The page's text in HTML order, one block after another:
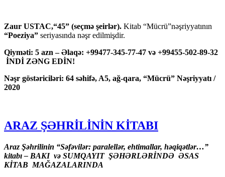
Zaur USTAC,“45” (seçmə şeirlər). Kitab “Mücrü”nəşriyyatının
“Poeziya” seriyasında nəşr edilmişdir.
Qiyməti: 5 azn – Əlaqə: +99477-345-77-47 və +99455-502-89-32
İNDİ ZƏNG EDİN!
Nəşr göstəriciləri: 64 səhifə, A5, ağ-qara, “Mücrü” Nəşriyyatı /
2020
ARAZ ŞƏHRİLİNİN KİTABI
Araz Şəhrilinin “Səfəvilər: paralellər, ehtimallar, həqiqətlər…”
kitabı – BAKI və SUMQAYIT ŞƏHƏRLƏRİNDƏ ƏSAS
KİTAB MAĞAZALARINDA